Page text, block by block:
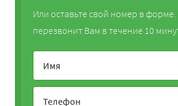
Или оставьте свой номер в
перезвонит Вам в течение 10